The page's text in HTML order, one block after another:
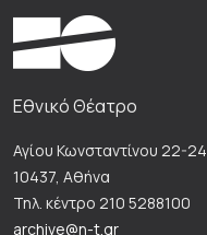
Εθνικό Θέατρο
Αγίου Κωνσταντίνου 22-24
10437, Αθήνα
Τηλ. κέντρο 210 5288100
archive@n-t.gr